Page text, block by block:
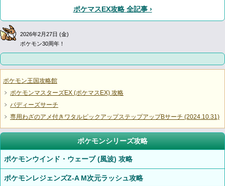
ポケマスEX攻略 全記事 ›
2026年2月27日 (金)
ポケモン30周年！
ポケモン王国攻略館
ポケモンマスターズEX (ポケマスEX) 攻略
バディーズサーチ
専用わざのアメ付きワタルピックアップステップアップBサーチ (2024.10.31)
ポケモンシリーズ攻略
ポケモンウインド・ウェーブ (風波) 攻略
ポケモンレジェンズZ-A M次元ラッシュ攻略